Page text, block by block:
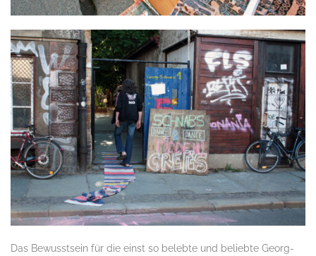
Das Bewusstsein für die einst so belebte und beliebte Georg-